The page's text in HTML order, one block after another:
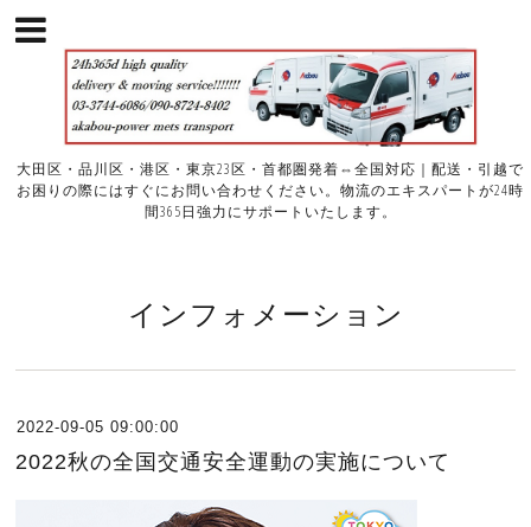
大田区・品川区・港区・東京23区・首都圏発着⇔全国対応｜配送・引越で
お困りの際にはすぐにお問い合わせください。物流のエキスパートが24時
間365日強力にサポートいたします。
インフォメーション
2022-09-05 09:00:00
2022秋の全国交通安全運動の実施について